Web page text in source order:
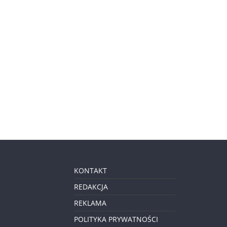
KONTAKT
REDAKCJA
REKLAMA
POLITYKA PRYWATNOŚCI